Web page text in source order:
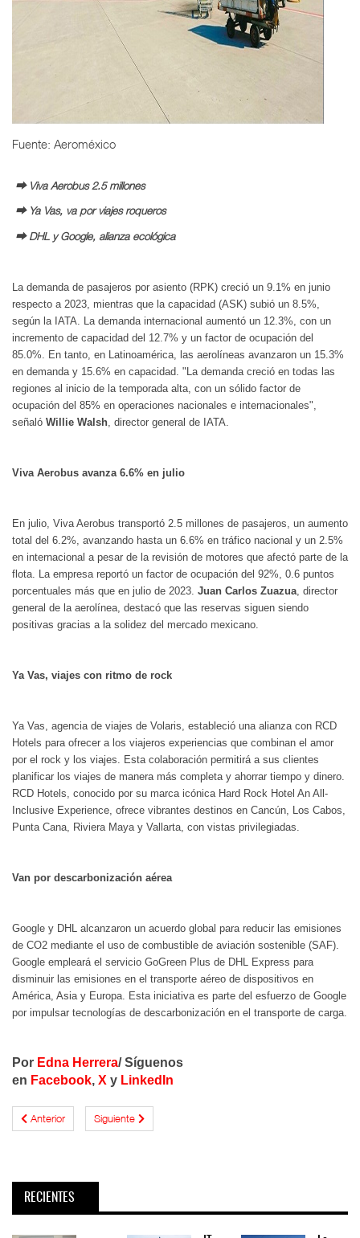
Fuente: Aeroméxico
⮕ Viva Aerobus 2.5 millones
⮕ Ya Vas, va por viajes roqueros
⮕ DHL y Google, alianza ecológica
La demanda de pasajeros por asiento (RPK) creció un 9.1% en junio
respecto a 2023, mientras que la capacidad (ASK) subió un 8.5%,
según la IATA. La demanda internacional aumentó un 12.3%, con un
incremento de capacidad del 12.7% y un factor de ocupación del
85.0%. En tanto, en Latinoamérica, las aerolíneas avanzaron un 15.3%
en demanda y 15.6% en capacidad. "La demanda creció en todas las
regiones al inicio de la temporada alta, con un sólido factor de
ocupación del 85% en operaciones nacionales e internacionales",
señaló Willie Walsh , director general de IATA.
Viva Aerobus avanza 6.6% en julio
En julio, Viva Aerobus transportó 2.5 millones de pasajeros, un aumento
total del 6.2%, avanzando hasta un 6.6% en tráfico nacional y un 2.5%
en internacional a pesar de la revisión de motores que afectó parte de la
flota. La empresa reportó un factor de ocupación del 92%, 0.6 puntos
porcentuales más que en julio de 2023. Juan Carlos Zuazua , director
general de la aerolínea, destacó que las reservas siguen siendo
positivas gracias a la solidez del mercado mexicano.
Ya Vas, viajes con ritmo de rock
Ya Vas, agencia de viajes de Volaris, estableció una alianza con RCD
Hotels para ofrecer a los viajeros experiencias que combinan el amor
por el rock y los viajes. Esta colaboración permitirá a sus clientes
planificar los viajes de manera más completa y ahorrar tiempo y dinero.
RCD Hotels, conocido por su marca icónica Hard Rock Hotel An All-
Inclusive Experience, ofrece vibrantes destinos en Cancún, Los Cabos,
Punta Cana, Riviera Maya y Vallarta, con vistas privilegiadas.
Van por descarbonización aérea
Google y DHL alcanzaron un acuerdo global para reducir las emisiones
de CO2 mediante el uso de combustible de aviación sostenible (SAF).
Google empleará el servicio GoGreen Plus de DHL Express para
disminuir las emisiones en el transporte aéreo de dispositivos en
América, Asia y Europa. Esta iniciativa es parte del esfuerzo de Google
por impulsar tecnologías de descarbonización en el transporte de carga.
Por Edna Herrera/ Síguenos
en Facebook, X y LinkedIn
Anterior Siguiente
RECIENTES